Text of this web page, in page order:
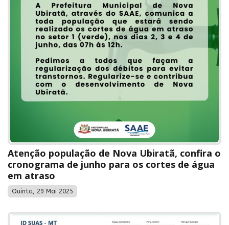
Atenção população de Nova Ubiratã, confira o
cronograma de junho para os cortes de água
em atraso
Quinta, 29 Mai 2025